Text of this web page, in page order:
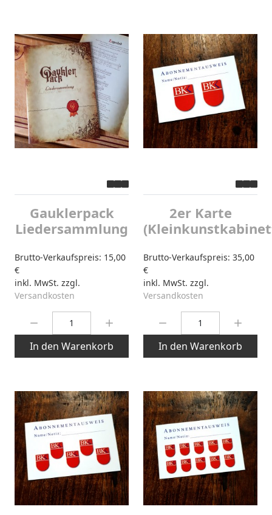
Gauklerpack
Liedersammlung
Brutto-Verkaufspreis: 15,00
€
inkl. MwSt. zzgl.
Versandkosten
In den Warenkorb
2er Karte
Brutto-Verkaufspreis: 35,00
€
inkl. MwSt. zzgl.
Versandkosten
In den Warenkorb